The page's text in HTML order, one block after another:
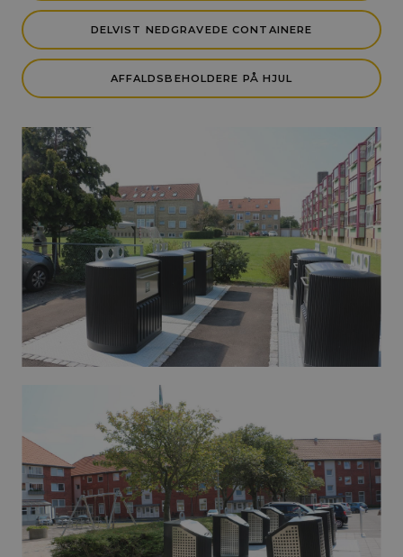
DELVIST NEDGRAVEDE CONTAINERE
AFFALDSBEHOLDERE PÅ HJUL